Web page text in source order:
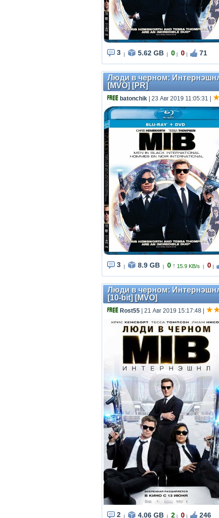
3 5.62 GB 0 0 71
Люди в черном: Интернэшнл
[MVO] [PR]
batonchik | 23 Авг 2019 11:05:31
3 8.9 GB 0 ↑ 15.9 KB/s 0
Люди в черном: Интернэшнл
[10-bit] [MVO]
Rost55 | 21 Авг 2019 15:17:48
2 4.06 GB 2 0 246